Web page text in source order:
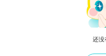
（3）换出资产为长期股权
（二）非货币性资产交换不
计量的，应当以换出资产的账
还没